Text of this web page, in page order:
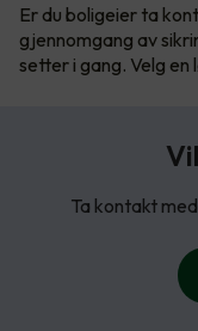
Er du boligeier ta
gjennomgang av
setter i gang. Velg en
Ta kontakt